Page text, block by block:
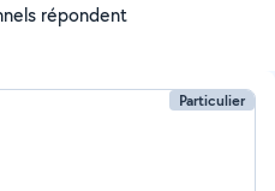
répondent
Particulier